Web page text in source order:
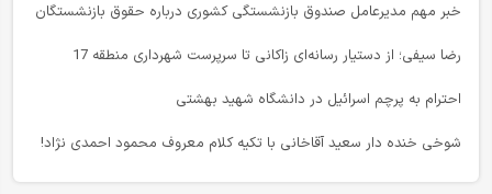
خبر مهم مدیرعامل صندوق بازنشستگی کشوری درباره حقوق بازنشستگان
رضا سیفی؛ از دستیار رسانه‌ای زاکانی تا سرپرست شهرداری منطقه 17
احترام به پرچم اسرائیل در دانشگاه شهید بهشتی
شوخی خنده دار سعید آقاخانی با تکیه کلام معروف محمود احمدی نژاد!